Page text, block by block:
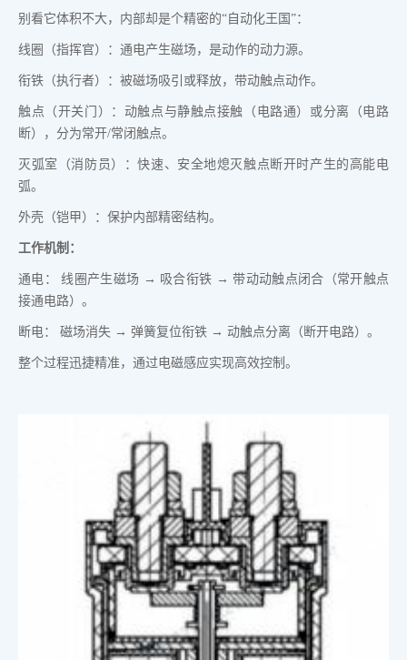
别看它体积不大，内部却是个精密的“自动化王国”：
线圈（指挥官）：通电产生磁场，是动作的动力源。
衔铁（执行者）：被磁场吸引或释放，带动触点动作。
触点（开关门）：动触点与静触点接触（电路通）或分离（电路
断），分为常开/常闭触点。
灭弧室（消防员）：快速、安全地熄灭触点断开时产生的高能电
弧。
外壳（铠甲）：保护内部精密结构。
工作机制：
通电： 线圈产生磁场 → 吸合衔铁 → 带动动触点闭合（常开触点
接通电路）。
断电： 磁场消失 → 弹簧复位衔铁 → 动触点分离（断开电路）。
整个过程迅捷精准，通过电磁感应实现高效控制。